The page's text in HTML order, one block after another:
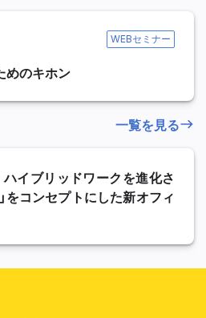
WEBセミナー
めのキホン
イブリッドワークを進化さ
をコンセプトにした新オフィ
一覧を見る